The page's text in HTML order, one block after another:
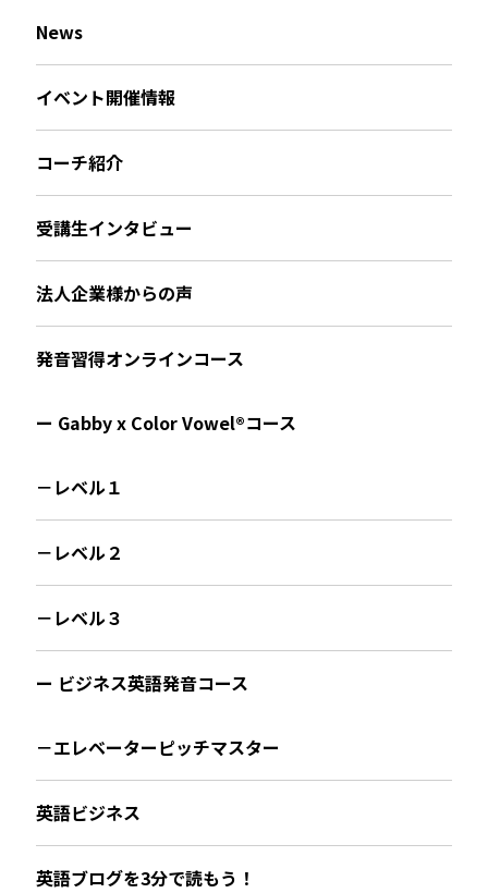
News
イベント開催情報
コーチ紹介
受講生インタビュー
法人企業様からの声
発音習得オンラインコース
ー Gabby x Color Vowel®︎コース
－レベル１
－レベル２
－レベル３
ー ビジネス英語発音コース
－エレベーターピッチマスター
英語ビジネス
英語ブログを3分で読もう！